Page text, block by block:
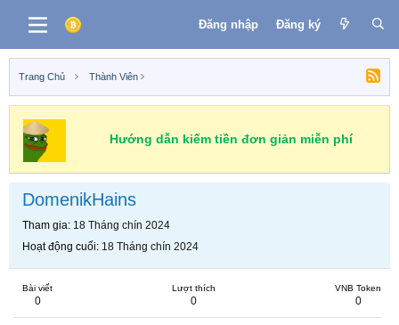
Đăng nhập Đăng ký
Trang Chủ Thành Viên
Hướng dẫn kiếm tiền đơn giản miễn phí
DomenikHains
Tham gia 18 Tháng chín 2024
Hoạt động cuối 18 Tháng chín 2024
Bài viết
0
Lượt thích
0
VNB Token
0